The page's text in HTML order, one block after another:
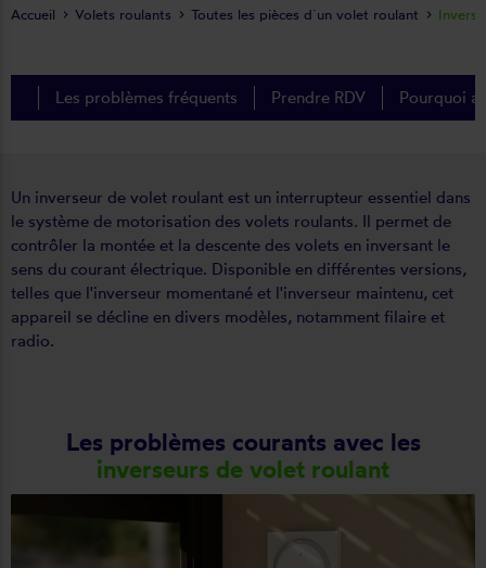
Les problèmes fréquents Prendre RDV Pourquoi
Un inverseur de volet roulant est un interrupteur essentiel dans
le système de motorisation des volets roulants. Il permet de
contrôler la montée et la descente des volets en inversant le
sens du courant électrique. Disponible en différentes versions,
telles que l'inverseur momentané et l'inverseur maintenu, cet
appareil se décline en divers modèles, notamment filaire et
radio.
Les problèmes courants avec les
inverseurs de volet roulant
Accueil Volets roulants Toutes les pièces d´un volet roulant